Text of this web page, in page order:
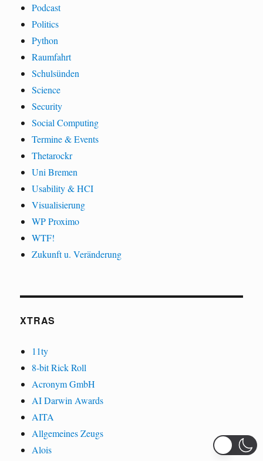
Podcast
Politics
Python
Raumfahrt
Schulsünden
Science
Security
Social Computing
Termine & Events
Thetarockr
Uni Bremen
Usability & HCI
Visualisierung
WP Proximo
WTF!
Zukunft u. Veränderung
XTRAS
11ty
8-bit Rick Roll
Acronym GmbH
AI Darwin Awards
AITA
Allgemeines Zeugs
Alois